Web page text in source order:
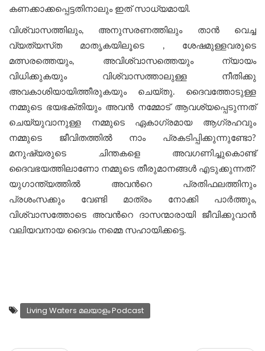
കണക്കാക്കപ്പെട്ടതിനാലും ഇത് സാധ്യമായി.
വിശ്വാസത്തിലും, അനുസരണത്തിലും താന്‍ വെച്ച
വ്യത്യസ്‌ത മാതൃകയിലൂടെ , ശേഷമുള്ളവരുടെ
മത്സരത്തെയും, അവിശ്വാസത്തെയും ന്യായം
വിധിക്കുകയും വിശ്വാസത്താലുള്ള നീതിക്കു
അവകാശിയായിത്തീരുകയും ചെയ്തു. ദൈവത്തോടുള്ള
നമ്മുടെ ഭയഭക്തിയും അവൻ നമ്മോട് ആവശ്യപ്പെടുന്നത്
ചെയ്യുവാനുള്ള നമ്മുടെ ഏകാഗ്രമായ ആഗ്രഹവും
നമ്മുടെ ജീവിതത്തിൽ നാം പ്രകടിപ്പിക്കുന്നുണ്ടോ?
മനുഷ്യരുടെ ചിന്തകളെ അവഗണിച്ചുകൊണ്ട്
ദൈവഭയത്തിലാണോ നമ്മുടെ തീരുമാനങ്ങൾ എടുക്കുന്നത്?
യുഗാന്ത്യത്തിൽ അവന്‍റെ പ്രതിഫലത്തിനും
പ്രശംസക്കും വേണ്ടി മാത്രം നോക്കി പാര്‍ത്തും,
വിശ്വാസത്തോടെ അവന്‍റെ ദാസന്മാരായി ജീവിക്കുവാൻ
വലിയവനായ ദൈവം നമ്മെ സഹായിക്കട്ടെ.
Living Waters മലയാളം Podcast